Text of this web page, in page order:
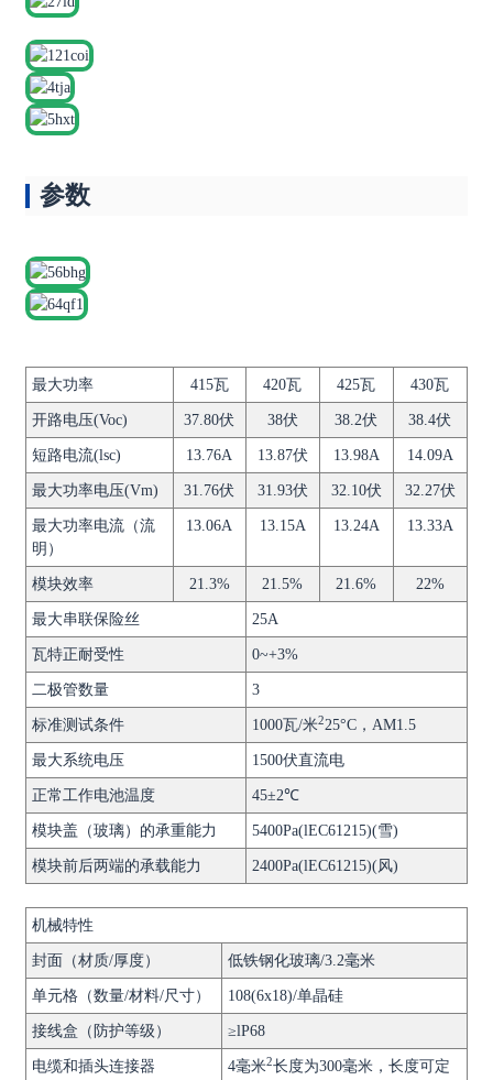
参数
最大功率 415瓦 420瓦 425瓦 430瓦
开路电压(Voc) 37.80伏 38伏 38.2伏 38.4伏
短路电流(lsc) 13.76A 13.87伏 13.98A 14.09A
最大功率电压(Vm) 31.76伏 31.93伏 32.10伏 32.27伏
最大功率电流（流
明）
13.06A 13.15A 13.24A 13.33A
模块效率 21.3% 21.5% 21.6% 22%
最大串联保险丝 25A
瓦特正耐受性 0~+3%
二极管数量 3
标准测试条件 1000瓦/米225°C，AM1.5
最大系统电压 1500伏直流电
正常工作电池温度 45±2℃
模块盖（玻璃）的承重能力 5400Pa(lEC61215)(雪)
模块前后两端的承载能力 2400Pa(lEC61215)(风)
机械特性
封面（材质/厚度） 低铁钢化玻璃/3.2毫米
单元格（数量/材料/尺寸） 108(6x18)/单晶硅
接线盒（防护等级） ≥lP68
电缆和插头连接器 4毫米2长度为300毫米，长度可定